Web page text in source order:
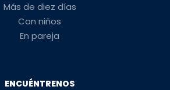
Más de diez días
Con niños
En pareja
ENCUÉNTRENOS